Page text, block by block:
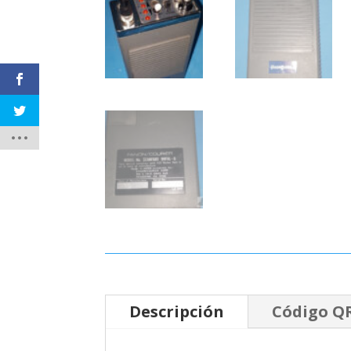
Descripción Código